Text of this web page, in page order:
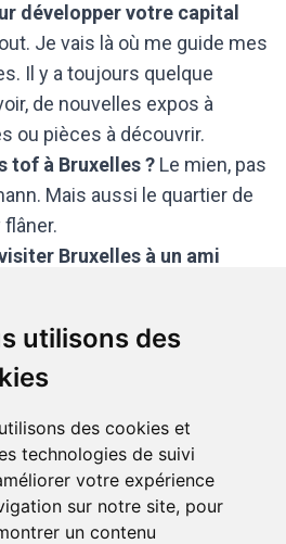
utilisons des
des cookies et
technologies de suivi
votre expérience
sur notre site, pour
un contenu
développer votre capital
Je vais là où me guide mes
Il y a toujours quelque
de nouvelles expos à
ou pièces à découvrir.
tof à Bruxelles ? Le mien, pas
Mais aussi le quartier de
flâner.
Bruxelles à un ami
vous en premier lieu ?
circuit qui démarrerait
et on finirait par la Grand
mais ce n'est pas mon
tof, à Bruxelles ? Qu'est-
déménageriez jamais hors
que l'on trouve tout à
mon quartier. Je